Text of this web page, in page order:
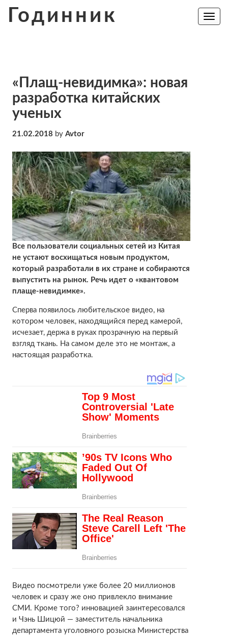
Годинник
Toggle
«Плащ-невидимка»: новая
разработка китайских
ученых
21.02.2018 by Avtor
Все пользователи социальных сетей из Китая
не устают восхищаться новым продуктом,
который разработали в их стране и собираются
выпустить на рынок. Речь идет о «квантовом
плаще-невидимке».
Сперва появилось любительское видео, на
котором человек, находящийся перед камерой,
исчезает, держа в руках прозрачную на первый
взгляд ткань. На самом деле это не монтаж, а
настоящая разработка.
Видео посмотрели уже более 20 миллионов
человек и сразу же оно привлекло внимание
СМИ. Кроме того? инновацией заинтересовался
и Чэнь Шицюй — заместитель начальника
департамента уголовного розыска Министерства